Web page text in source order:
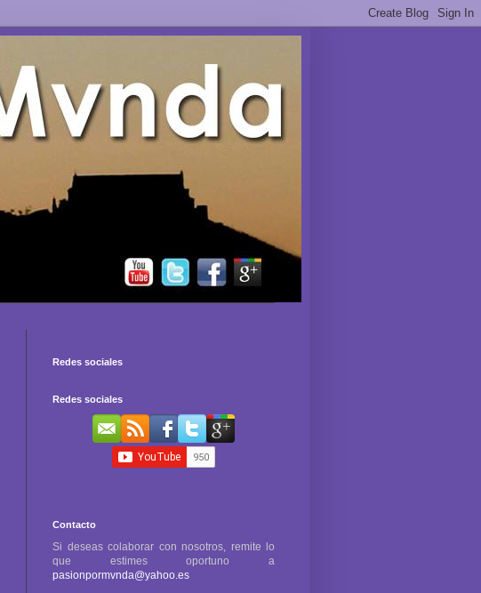
Redes sociales
Redes sociales
Contacto
Si deseas colaborar con nosotros, remite lo
que estimes oportuno a
pasionpormvnda@yahoo.es